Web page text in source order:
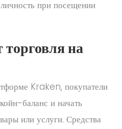
при посещении
на
Kraken, покупатели
баланс и начать
или услуги. Средства